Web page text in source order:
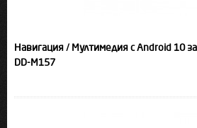
Навигация / Мултимедия с Android 10
DD-M157